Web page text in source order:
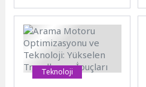
karasinek ve haşereleri
etkisiz hale getirmek
amacıyla ilçe genelinde...
Teknoloji